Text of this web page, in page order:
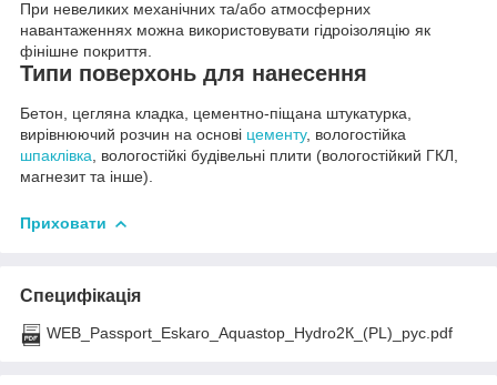
При невеликих механічних та/або атмосферних
навантаженнях можна використовувати гідроізоляцію як
фінішне покриття.
Типи поверхонь для нанесення
Бетон, цегляна кладка, цементно-піщана штукатурка,
вирівнюючий розчин на основі цементу, вологостійка
шпаклівка , вологостійкі будівельні плити (вологостійкий ГКЛ,
магнезит та інше).
Приховати
Специфікація
WEB_Passport_Eskaro_Aquastop_Hydro2К_(РL)_рус.pdf